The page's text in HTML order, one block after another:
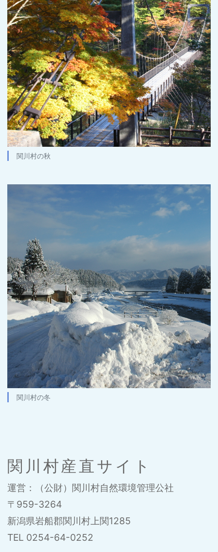
関川村の秋
関川村の冬
関川村産直サイト
運営：（公財）関川村自然環境管理公社
〒959-3264
新潟県岩船郡関川村上関1285
TEL 0254-64-0252